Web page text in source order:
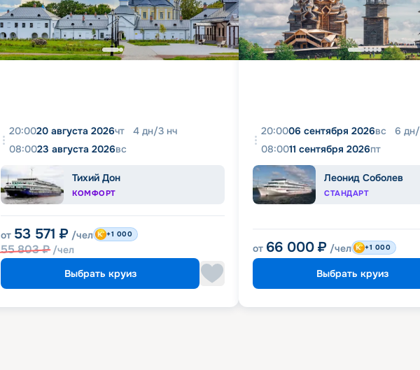
20:0020 августа 2026чт 4 дн/3 нч
08:0023 августа 2026вс
Тихий Дон
КОМФОРТ
от 53 571 ₽ /чел
55 803₽ /чел
+1 000
Выбрать круиз
20:0006 сентября 2026вс 6 дн/
08:0011 сентября 2026пт
Леонид Соболев
СТАНДАРТ
от 66 000 ₽ /чел +1 000
Выбрать круиз